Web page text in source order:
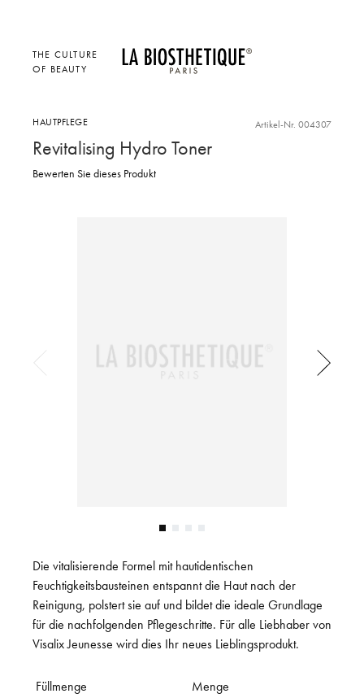
THE CULTURE
OF BEAUTY
HAUTPFLEGE Artikel-Nr. 004307
Revitalising Hydro Toner
Bewerten Sie dieses Produkt
Die vitalisierende Formel mit hautidentischen
Feuchtigkeitsbausteinen entspannt die Haut nach der
Reinigung, polstert sie auf und bildet die ideale Grundlage
für die nachfolgenden Pflegeschritte. Für alle Liebhaber von
Visalix Jeunesse wird dies Ihr neues Lieblingsprodukt.
Füllmenge Menge